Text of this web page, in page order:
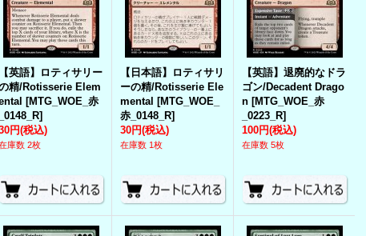
【英語】ロティサリー
精/Rotisserie Elem
[MTG_WOE_赤
_0148_R]
円(税込)
庫数 2枚
【日本語】ロティサリ
ーの精/Rotisserie Ele
mental [MTG_WOE_
赤_0148_R]
30円(税込)
在庫数 1枚
【英語】退廃的なドラ
ゴン/Decadent Drago
n [MTG_WOE_赤
_0223_R]
100円(税込)
在庫数 5枚